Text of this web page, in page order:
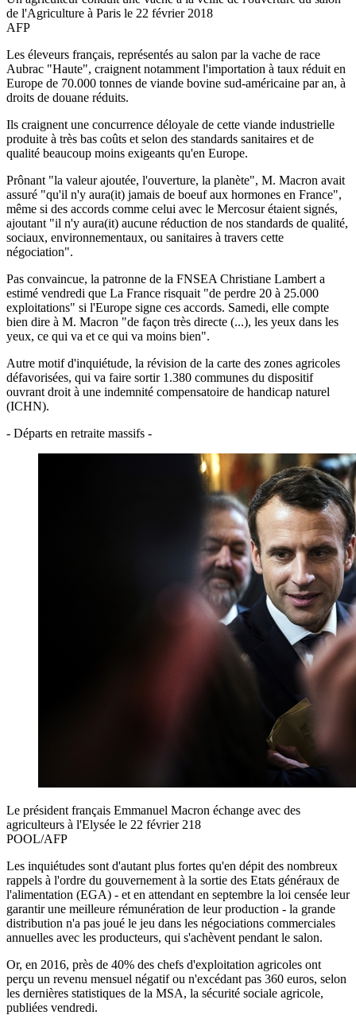
de l'Agriculture à Paris le 22 février 2018
AFP
Les éleveurs français, représentés au salon par la vache de race
Aubrac "Haute", craignent notamment l'importation à taux réduit en
Europe de 70.000 tonnes de viande bovine sud-américaine par an, à
droits de douane réduits.
Ils craignent une concurrence déloyale de cette viande industrielle
produite à très bas coûts et selon des standards sanitaires et de
qualité beaucoup moins exigeants qu'en Europe.
Prônant "la valeur ajoutée, l'ouverture, la planète", M. Macron avait
assuré "qu'il n'y aura(it) jamais de boeuf aux hormones en France",
même si des accords comme celui avec le Mercosur étaient signés,
ajoutant "il n'y aura(it) aucune réduction de nos standards de qualité,
sociaux, environnementaux, ou sanitaires à travers cette
négociation".
Pas convaincue, la patronne de la FNSEA Christiane Lambert a
estimé vendredi que La France risquait "de perdre 20 à 25.000
exploitations" si l'Europe signe ces accords. Samedi, elle compte
bien dire à M. Macron "de façon très directe (...), les yeux dans les
yeux, ce qui va et ce qui va moins bien".
Autre motif d'inquiétude, la révision de la carte des zones agricoles
défavorisées, qui va faire sortir 1.380 communes du dispositif
ouvrant droit à une indemnité compensatoire de handicap naturel
(ICHN).
- Départs en retraite massifs -
Le président français Emmanuel Macron échange avec des
agriculteurs à l'Elysée le 22 février 218
POOL/AFP
Les inquiétudes sont d'autant plus fortes qu'en dépit des nombreux
rappels à l'ordre du gouvernement à la sortie des Etats généraux de
l'alimentation (EGA) - et en attendant en septembre la loi censée leur
garantir une meilleure rémunération de leur production - la grande
distribution n'a pas joué le jeu dans les négociations commerciales
annuelles avec les producteurs, qui s'achèvent pendant le salon.
Or, en 2016, près de 40% des chefs d'exploitation agricoles ont
perçu un revenu mensuel négatif ou n'excédant pas 360 euros, selon
les dernières statistiques de la MSA, la sécurité sociale agricole,
publiées vendredi.